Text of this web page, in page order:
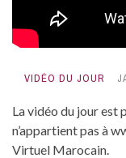
VIDÉO DU JOUR
La vidéo du jour est
n’appartient pas à
Virtuel Marocain.